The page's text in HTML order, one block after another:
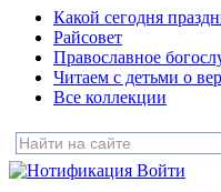
Какой сегодня
Райсовет
Православное
Читаем с детьми о
Все коллекции
Войти